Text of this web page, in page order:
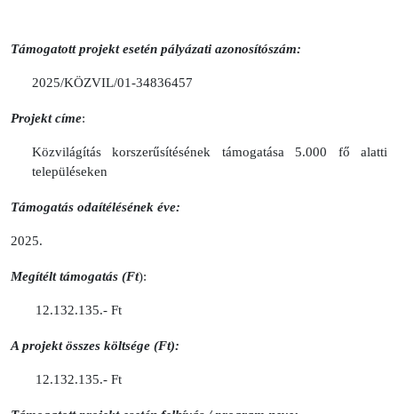
Támogatott projekt esetén pályázati azonosítószám:
2025/KÖZVIL/01-34836457
Projekt címe:
Közvilágítás korszerűsítésének támogatása 5.000 fő alatti
településeken
Támogatás odaítélésének éve:
2025.
Megítélt támogatás (Ft):
12.132.135.- Ft
A projekt összes költsége (Ft):
12.132.135.- Ft